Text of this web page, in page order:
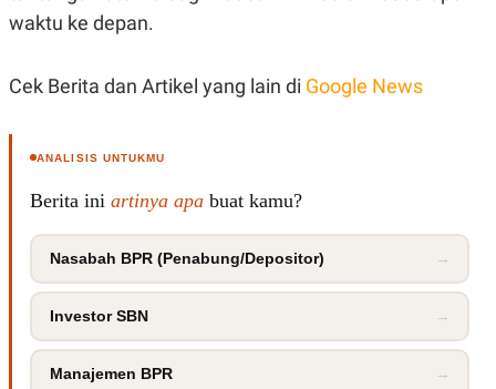
SIBER
waktu ke depan.
Cek Berita dan Artikel yang lain di Google News
ANALISIS UNTUKMU
Berita ini artinya apa buat kamu?
Nasabah BPR (Penabung/Depositor) →
Investor SBN →
Manajemen BPR →